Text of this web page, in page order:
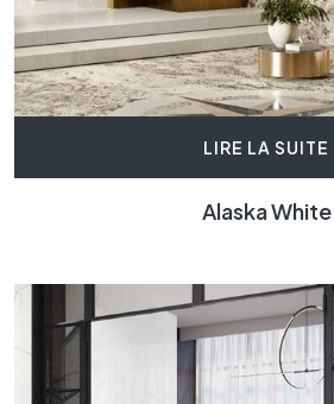
LIRE LA SUITE
Alaska White